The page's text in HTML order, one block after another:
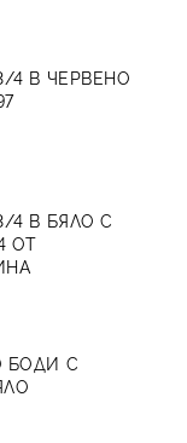
4 В ЧЕРВЕНО
4 В БЯЛО С
ОТ
БОДИ С